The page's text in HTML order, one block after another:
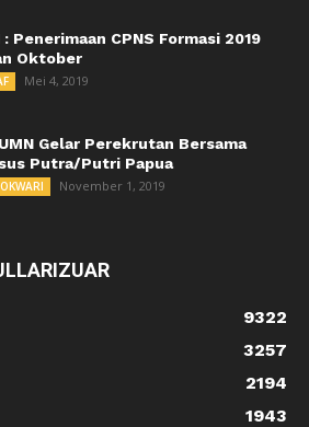
: Penerimaan CPNS Formasi 2019
Oktober
Mei 4, 2019
Gelar Perekrutan Bersama
Putra/Putri Papua
November 1, 2019
9322
3257
2194
1943